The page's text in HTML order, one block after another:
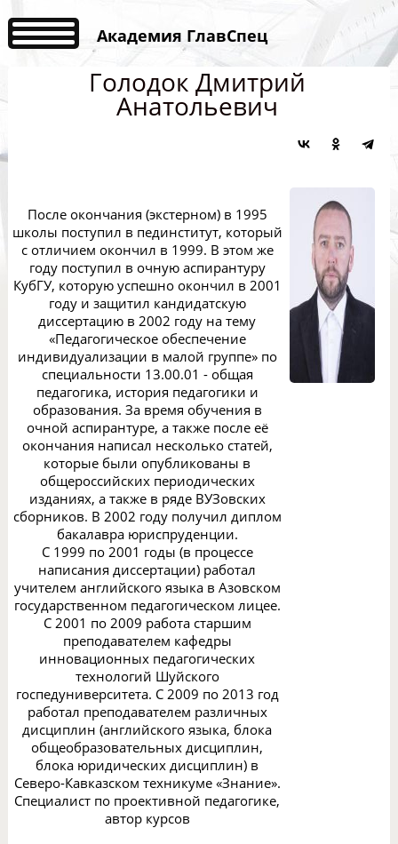
Академия ГлавСпец
Голодок Дмитрий
Анатольевич
После окончания (экстерном) в 1995
школы поступил в пединститут, который
с отличием окончил в 1999. В этом же
году поступил в очную аспирантуру
КубГУ, которую успешно окончил в 2001
году и защитил кандидатскую
диссертацию в 2002 году на тему
«Педагогическое обеспечение
индивидуализации в малой группе» по
специальности 13.00.01 - общая
педагогика, история педагогики и
образования. За время обучения в
очной аспирантуре, а также после её
окончания написал несколько статей,
которые были опубликованы в
общероссийских периодических
изданиях, а также в ряде ВУЗовских
сборников. В 2002 году получил диплом
бакалавра юриспруденции.
С 1999 по 2001 годы (в процессе
написания диссертации) работал
учителем английского языка в Азовском
государственном педагогическом лицее.
С 2001 по 2009 работа старшим
преподавателем кафедры
инновационных педагогических
технологий Шуйского
госпедуниверситета. С 2009 по 2013 год
работал преподавателем различных
дисциплин (английского языка, блока
общеобразовательных дисциплин,
блока юридических дисциплин) в
Северо-Кавказском техникуме «Знание».
Специалист по проективной педагогике,
автор курсов